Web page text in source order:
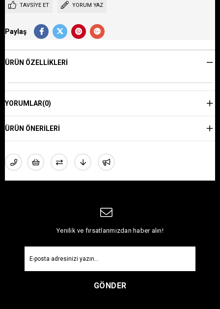
TAVSIYE ET YORUM YAZ
Paylaş
ÜRÜN ÖZELLIKLERI
YORUMLAR(0)
ÜRÜN ÖNERILERI
Yenilik ve fırsatlarımızdan haber alın!
GÖNDER